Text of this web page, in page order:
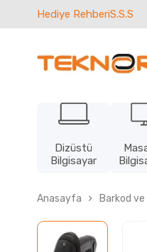
Hediye RehberiS.S.S
Dizüstü
Bilgisayar
Anasayfa Barkod ve